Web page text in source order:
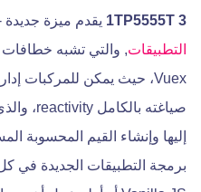
1TP5555T 3 يقدم ميزة جديدة
التطبيقات
صياغته بالكامل reactivity، والذي أصبح الآن
إليها وإنشاء القيم المحسوبة
برمجة التطبيقات الجديدة في